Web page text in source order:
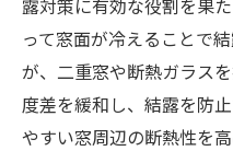
露対策に有効な役割を果
って窓面が冷えることで
が、二重窓や断熱ガラス
度差を緩和し、結露を防
やすい窓周辺の断熱性を